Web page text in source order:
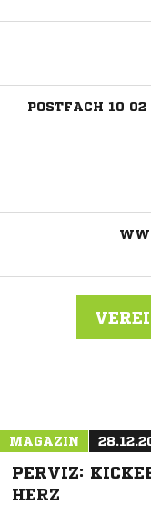
POSTFACH 10
MAGAZIN
PERVIZ:
HERZ